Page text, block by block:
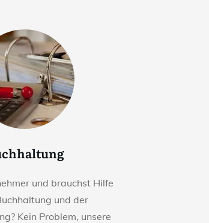
und brauchst Hilfe
und der
Kein Problem, unsere